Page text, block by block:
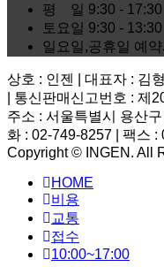
평 일 9:30 - 17:30
토요일 9:30 - 13:30
일요일,공휴일 예
상호 : 인젠 | 대표자 : 김
| 통신판매신고번호 : 제
주소 : 서울특별시 용산
화 : 02-749-8257 | 팩스 :
Copyright © INGEN. All
HOME
비용
교통
접수
10:00~17:00